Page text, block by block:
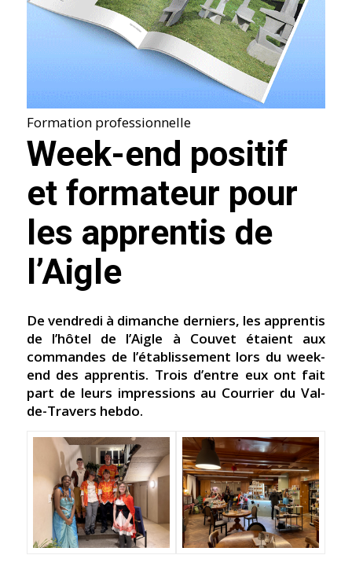
Formation professionnelle
Week-end positif
et formateur pour
les apprentis de
l’Aigle
De vendredi à dimanche derniers, les apprentis
de l’hôtel de l’Aigle à Couvet étaient aux
commandes de l’établissement lors du week-
end des apprentis. Trois d’entre eux ont fait
part de leurs impressions au Courrier du Val-
de-Travers hebdo.